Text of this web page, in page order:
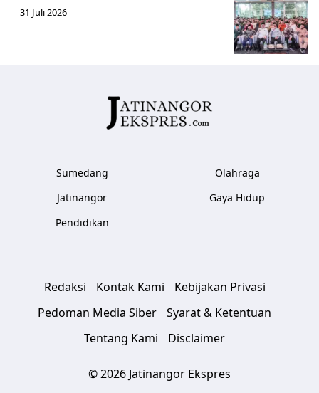
31 Juli 2026
Sumedang
Jatinangor
Pendidikan
Olahraga
Gaya Hidup
Redaksi Kontak Kami
Kebijakan Privasi
Pedoman Media Siber
Syarat & Ketentuan
Tentang Kami
Disclaimer
© 2026 Jatinangor Ekspres